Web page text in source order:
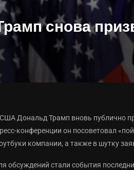
снова
Дональд Трамп вновь публично
конференции он посоветовал
компании, а также в шутку
обсуждений стали события